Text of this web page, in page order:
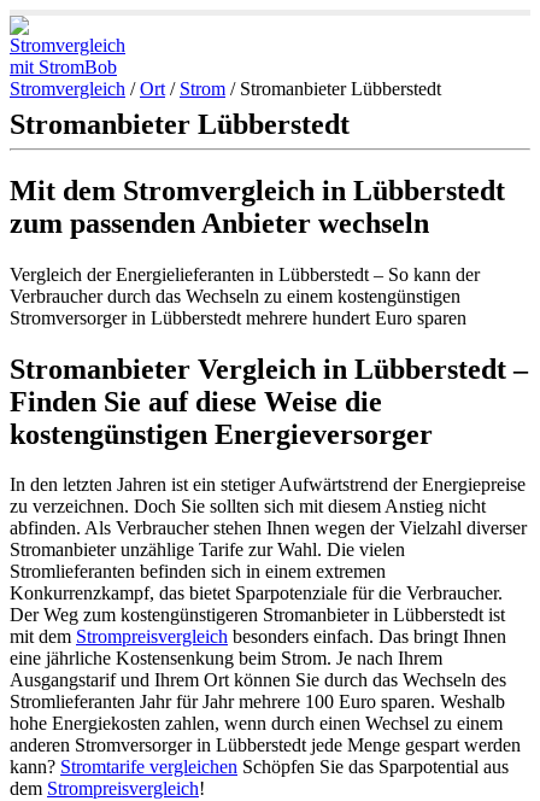
Stromvergleich /Ort / Strom / Stromanbieter Lübberstedt
Stromanbieter Lübberstedt
Mit dem Stromvergleich in Lübberstedt
zum passenden Anbieter wechseln
Vergleich der Energielieferanten in Lübberstedt – So kann der
Verbraucher durch das Wechseln zu einem kostengünstigen
Stromversorger in Lübberstedt mehrere hundert Euro sparen
Stromanbieter Vergleich in Lübberstedt –
Finden Sie auf diese Weise die
kostengünstigen Energieversorger
In den letzten Jahren ist ein stetiger Aufwärtstrend der Energiepreise
zu verzeichnen. Doch Sie sollten sich mit diesem Anstieg nicht
abfinden. Als Verbraucher stehen Ihnen wegen der Vielzahl diverser
Stromanbieter unzählige Tarife zur Wahl. Die vielen
Stromlieferanten befinden sich in einem extremen
Konkurrenzkampf, das bietet Sparpotenziale für die Verbraucher.
Der Weg zum kostengünstigeren Stromanbieter in Lübberstedt ist
mit dem Strompreisvergleich besonders einfach. Das bringt Ihnen
eine jährliche Kostensenkung beim Strom. Je nach Ihrem
Ausgangstarif und Ihrem Ort können Sie durch das Wechseln des
Stromlieferanten Jahr für Jahr mehrere 100 Euro sparen. Weshalb
hohe Energiekosten zahlen, wenn durch einen Wechsel zu einem
anderen Stromversorger in Lübberstedt jede Menge gespart werden
kann? Stromtarife vergleichen Schöpfen Sie das Sparpotential aus
dem Strompreisvergleich!